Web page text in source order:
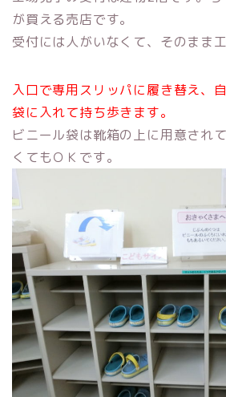
が買える売店です。
受付には人がいなくて、そのまま
入口で専用スリッパに履き替え、
袋に入れて持ち歩きます。
ビニール袋は靴箱の上に用意され
くてもＯＫです。